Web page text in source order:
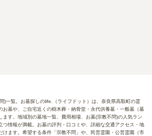
)一覧。お墓探しのlife.（ライフドット）は、奈良県高取町の霊
お墓や、ご自宅近くの樹木葬・納骨堂・永代供養墓・一般墓（墓
ます。地域別の墓地一覧、費用相場、お墓(宗教不問)の人気ラン
つ情報が満載。お墓の評判・口コミや、詳細な交通アクセス・地
けます。希望する条件「宗教不問」や、民営霊園・公営霊園（市